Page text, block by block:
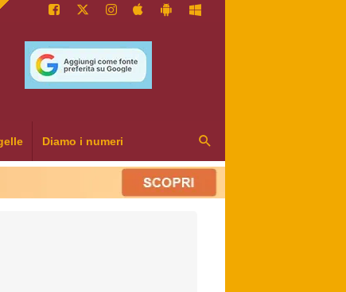
Diamo i numeri